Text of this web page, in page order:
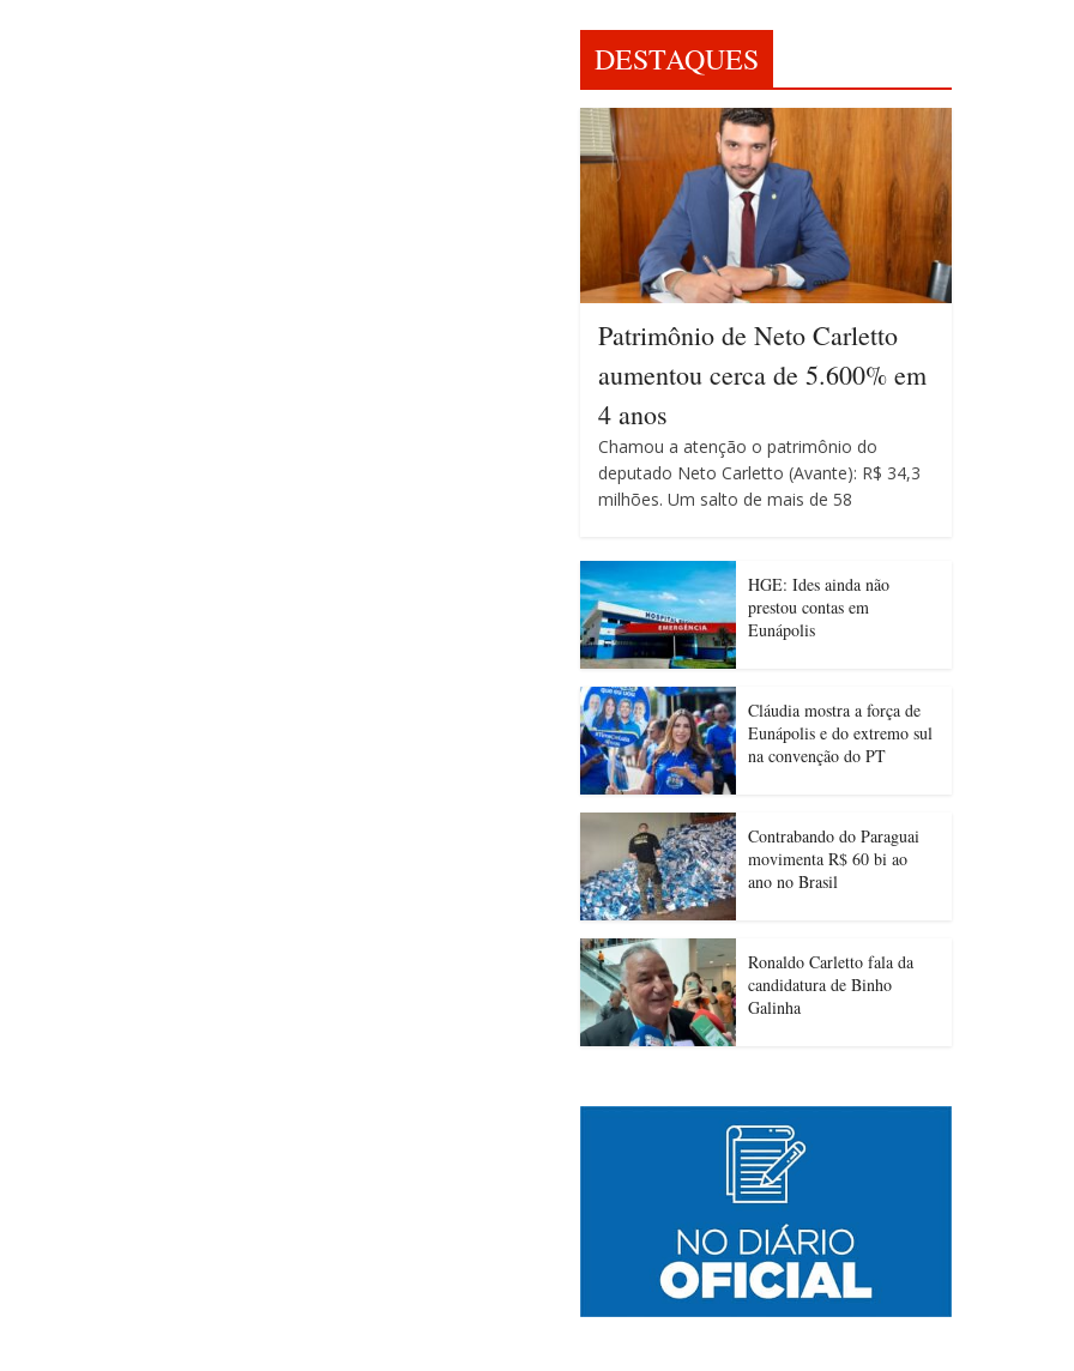
DESTAQUES
Patrimônio de Neto Carletto
aumentou cerca de 5.600% em
4 anos
Chamou a atenção o patrimônio do
deputado Neto Carletto (Avante): R$ 34,3
milhões. Um salto de mais de 58
HGE: Ides ainda não
prestou contas em
Eunápolis
Cláudia mostra a força de
Eunápolis e do extremo sul
na convenção do PT
Contrabando do Paraguai
movimenta R$ 60 bi ao
ano no Brasil
Ronaldo Carletto fala da
candidatura de Binho
Galinha